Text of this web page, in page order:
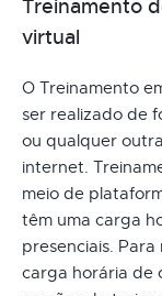
Treinamento
virtual
O Treinamento
ser realizado de
ou qualquer
internet.
meio de
têm uma carga
presenciais.
carga horária de